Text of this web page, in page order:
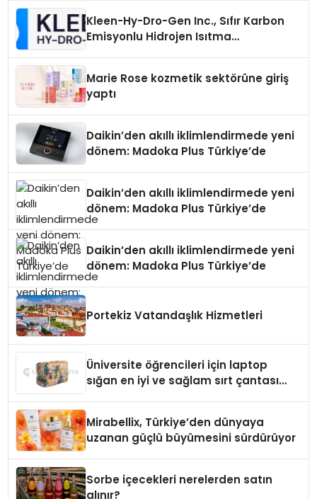
Kleen-Hy-Dro-Gen Inc., Sıfır Karbon
Emisyonlu Hidrojen Isıtma
Marie Rose kozmetik sektörüne giriş
yaptı
Daikin’den akıllı iklimlendirmede yeni
dönem: Madoka Plus Türkiye’de
Daikin’den akıllı iklimlendirmede yeni
dönem: Madoka Plus Türkiye’de
Daikin’den akıllı iklimlendirmede yeni
dönem: Madoka Plus Türkiye’de
Portekiz Vatandaşlık Hizmetleri
Üniversite öğrencileri için laptop
sığan en iyi ve sağlam sırt çantası
Mirabellix, Türkiye’den dünyaya
uzanan güçlü büyümesini sürdürüyor
Sorbe içecekleri nerelerden satın
alınır?